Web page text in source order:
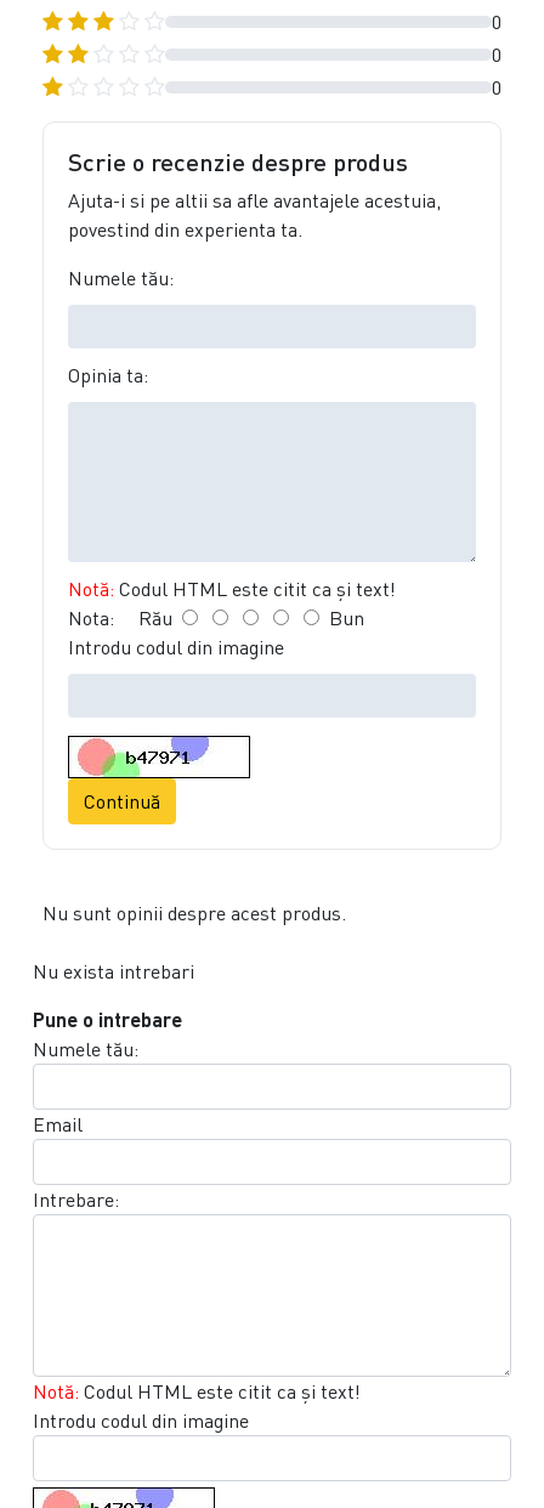
0
0
0
Scrie o recenzie despre produs
Ajuta-i si pe altii sa afle avantajele acestuia,
povestind din experienta ta.
Numele tău:
Opinia ta:
Notă: Codul HTML este citit ca şi text!
Nota: Rău
Bun
Introdu codul din imagine
Continuă
Nu sunt opinii despre acest produs.
Nu exista intrebari
Pune o intrebare
Numele tău:
Email
Intrebare:
Notă: Codul HTML este citit ca şi text!
Introdu codul din imagine